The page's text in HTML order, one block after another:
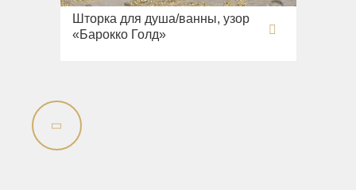
Шторка для душа/ванны, узор
«Барокко Голд»